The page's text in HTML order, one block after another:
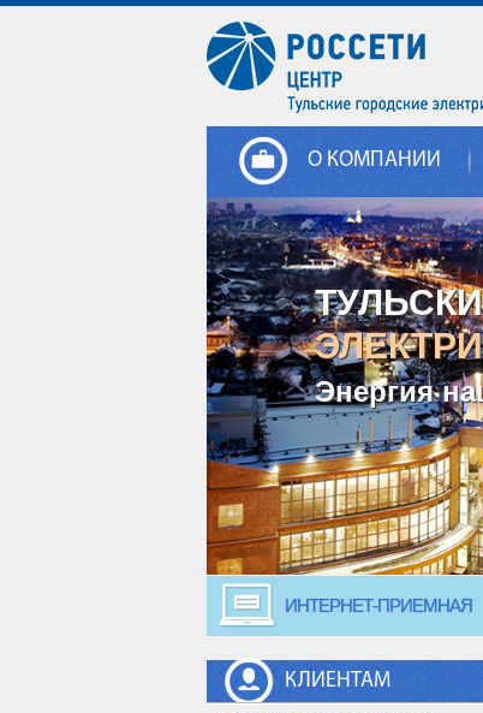
О КОМПАНИИ
Энергия
ИНТЕРНЕТ-ПРИЕМНАЯ
КЛИЕНТАМ